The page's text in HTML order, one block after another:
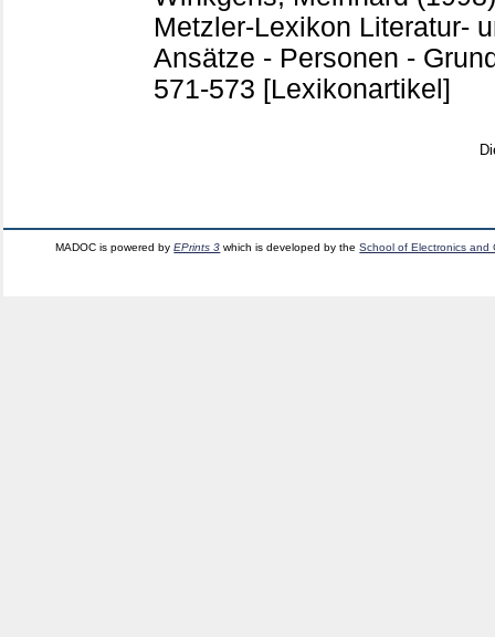
Metzler-Lexikon Literatur-
Ansätze - Personen -
571-573 [Lexikonartikel]
MADOC is powered byEPrints 3 which is developed by theSchool of Electronics and